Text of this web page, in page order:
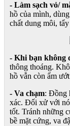
- Làm sạch vỏ/
hồ của mình,
chất dung môi,
- Khi bạn không
thông thoáng.
hồ vẫn còn ẩm
- Va chạm: Đồng
xác. Đối xử với nó
tốt. Tránh những
bề mặt cứng, va